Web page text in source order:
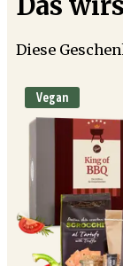
Diese
Vegan